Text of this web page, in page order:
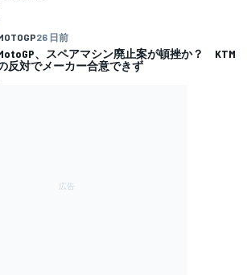
26 日前
、スペアマシン廃止案が頓挫か？ KTM
反対でメーカー合意できず